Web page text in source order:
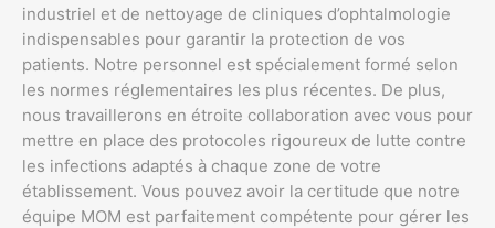
industriel et de nettoyage de cliniques d’ophtalmologie
indispensables pour garantir la protection de vos
patients. Notre personnel est spécialement formé selon
les normes réglementaires les plus récentes. De plus,
nous travaillerons en étroite collaboration avec vous pour
mettre en place des protocoles rigoureux de lutte contre
les infections adaptés à chaque zone de votre
établissement. Vous pouvez avoir la certitude que notre
équipe MOM est parfaitement compétente pour gérer les